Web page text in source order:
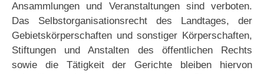
Ansammlungen und Veranstaltungen sind verboten.
Das Selbstorganisationsrecht des Landtages, der
Gebietskörperschaften und sonstiger Körperschaften,
Stiftungen und Anstalten des öffentlichen Rechts
sowie die Tätigkeit der Gerichte bleiben hiervon